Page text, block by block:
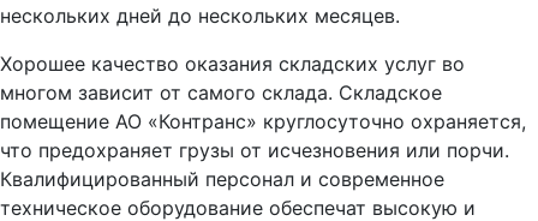
нескольких дней до нескольких месяцев.
Хорошее качество оказания складских услуг во
многом зависит от самого склада. Складское
помещение АО «Контранс» круглосуточно охраняется,
что предохраняет грузы от исчезновения или порчи.
Квалифицированный персонал и современное
техническое оборудование обеспечат высокую и